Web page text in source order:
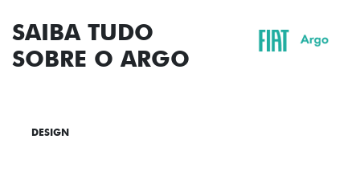
SAIBA TUDO
SOBRE O ARGO
DESIGN